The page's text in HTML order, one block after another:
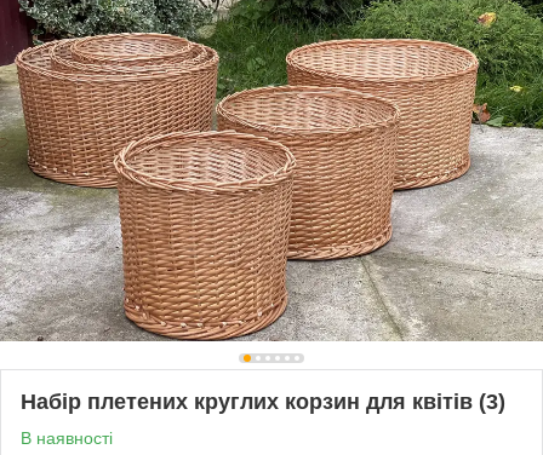
Набір плетених круглих корзин для квітів (3)
В наявності